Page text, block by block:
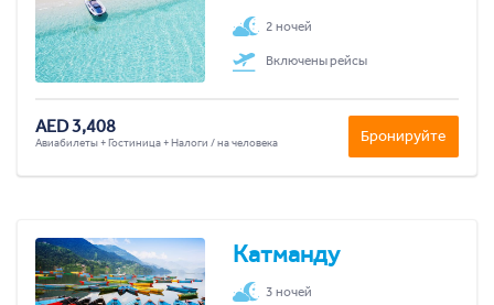
2 ночей
Включены рейсы
AED 3,408
Авиабилеты + Гостиница + Налоги / на человека Бронируйте
Катманду
3 ночей